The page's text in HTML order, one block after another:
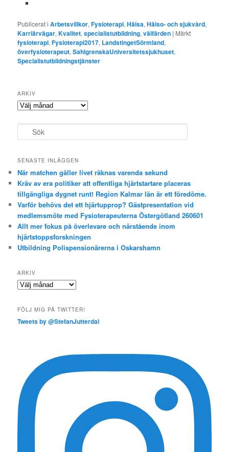
Publicerat i Arbetsvillkor,Fysioterapi,Hälsa,Hälso- och sjukvård,
Karriärvägar,Kvalitet,specialistutbildning,välfärden | Märkt
fysioterapi,Fysioterapi2017, LandstingetSörmland,
överfysioterapeut,SahlgrenskaUniversitetssjukhuset,
Specialistutbildningstjänster
ARKIV
Arkiv
ö
SENASTE INLÄGGEN
När matchen gäller livet räknas varenda sekund
Kräv av era politiker att offentliga hjärtstartare placeras
tillgängliga dygnet runt! Region Kalmar län är ett föredöme.
Varför behövs det ett hjärtupprop? Gästpresentation vid
medlemsmöte med Fysioterapeuterna Östergötland 260601
Allt mer fokus på överlevare och närstående inom
hjärtstoppsforskningen
Utbildning Polispensionärerna i Oskarshamn
ARKIV
Arkiv
FÖLJ MIG PÅ TWITTER!
Tweets by @StefanJutterdal